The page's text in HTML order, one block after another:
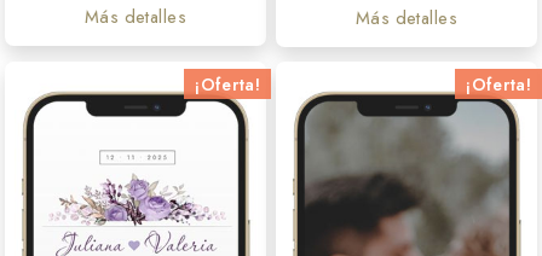
Más detalles
Más detalles
¡Oferta! ¡Oferta!